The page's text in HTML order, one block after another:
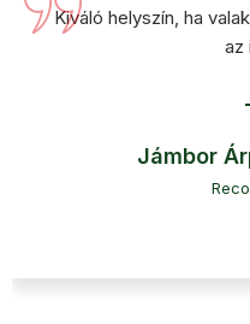
Kiváló helyszín, ha
az
Jámbor